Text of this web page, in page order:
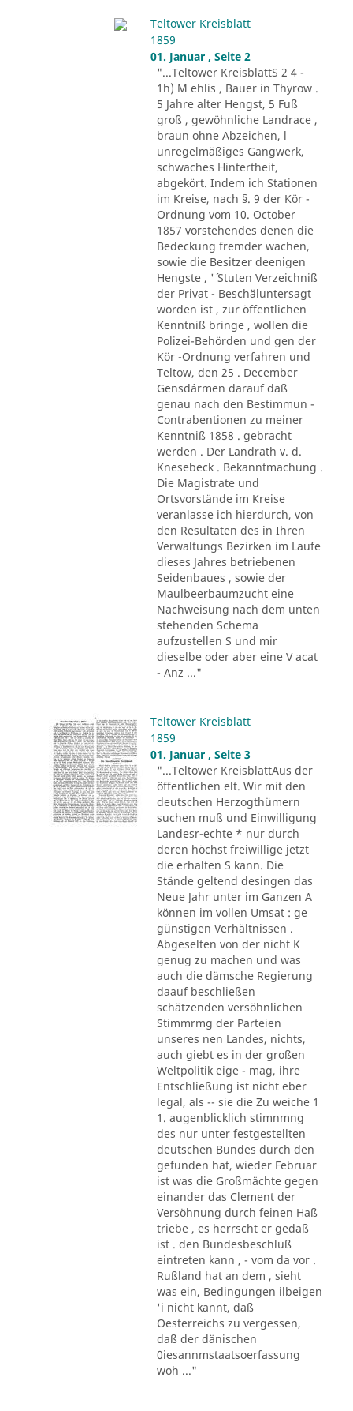
Teltower Kreisblatt
1859
01. Januar , Seite 2
"...Teltower KreisblattS 2 4 -
1h) M ehlis , Bauer in Thyrow .
5 Jahre alter Hengst, 5 Fuß
groß , gewöhnliche Landrace ,
braun ohne Abzeichen, l
unregelmäßiges Gangwerk,
schwaches Hintertheit,
abgekört. Indem ich Stationen
im Kreise, nach §. 9 der Kör -
Ordnung vom 10. October
1857 vorstehendes denen die
Bedeckung fremder wachen,
sowie die Besitzer deenigen
Hengste , '´ Stuten Verzeichniß
der Privat - Beschäluntersagt
worden ist , zur öffentlichen
Kenntniß bringe , wollen die
Polizei-Behörden und gen der
Kör -Ordnung verfahren und
Teltow, den 25 . December
Gensd´armen darauf daß
genau nach den Bestimmun -
Contrabentionen zu meiner
Kenntniß 1858 . gebracht
werden . Der Landrath v. d.
Knesebeck . Bekanntmachung .
Die Magistrate und
Ortsvorstände im Kreise
veranlasse ich hierdurch, von
den Resultaten des in Ihren
Verwaltungs Bezirken im Laufe
dieses Jahres betriebenen
Seidenbaues , sowie der
Maulbeerbaumzucht eine
Nachweisung nach dem unten
stehenden Schema
aufzustellen S und mir
dieselbe oder aber eine V acat
- Anz ..."
Teltower Kreisblatt
1859
01. Januar , Seite 3
"...Teltower KreisblattAus der
öffentlichen elt. Wir mit den
deutschen Herzogthümern
suchen muß und Einwilligung
Landesr-echte * nur durch
deren höchst freiwillige jetzt
die erhalten S kann. Die
Stände geltend desingen das
Neue Jahr unter im Ganzen A
können im vollen Umsat : ge
günstigen Verhältnissen .
Abgeselten von der nicht K
genug zu machen und was
auch die dämsche Regierung
daauf beschließen
schätzenden versöhnlichen
Stimmrmg der Parteien
unseres nen Landes, nichts,
auch giebt es in der großen
Weltpolitik eige - mag, ihre
Entschließung ist nicht eber
legal, als -- sie die Zu weiche 1
1. augenblicklich stimnmng
des nur unter festgestellten
deutschen Bundes durch den
gefunden hat, wieder Februar
ist was die Großmächte gegen
einander das Clement der
Versöhnung durch feinen Haß
triebe , es herrscht er gedaß
ist . den Bundesbeschluß
eintreten kann , - vom da vor .
Rußland hat an dem , sieht
was ein, Bedingungen ilbeigen
'i nicht kannt, daß
Oesterreichs zu vergessen,
daß der dänischen
0iesannmstaatsoerfassung
woh ..."